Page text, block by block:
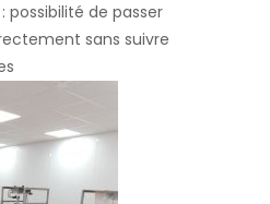
possibilité de passer
sans suivre